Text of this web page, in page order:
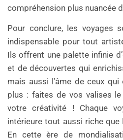
compréhension plus nuancée
Pour conclure, les voyages
indispensable pour tout
Ils offrent une palette infinie
et de découvertes qui
mais aussi l’âme de ceux qui
plus : faites de vos valises
votre créativité ! Chaque
intérieure tout aussi riche que
En cette ère de